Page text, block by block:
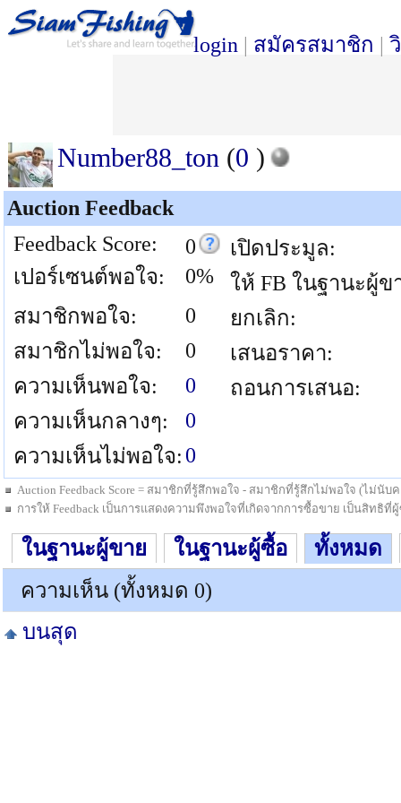
login | สมัครสมาชิก |
Number88_ton (0 )
Auction Feedback
Feedback Score:
0
เปอร์เซนต์พอใจ:
0%
สมาชิกพอใจ:
0
สมาชิกไม่พอใจ:
0
ความเห็นพอใจ:
0
ความเห็นกลางๆ:
0
ความเห็นไม่พอใจ: 0
เปิดประมูล:
ให้ FB ในฐานะผู้ข
ยกเลิก:
เสนอราคา:
ถอนการเสนอ:
Auction Feedback Score = สมาชิกที่รู้สึกพอใจ - สมาชิกที่รู้สึกไม่พอใจ (ไม่นั
การให้ Feedback เป็นการแสดงความพึงพอใจที่เกิดจากการซื้อขาย เป็นสิทธิ
ในฐานะผู้ขาย ในฐานะผู้ซื้อ
ทั้งหมด
ความเห็น (ทั้งหมด 0)
บนสุด